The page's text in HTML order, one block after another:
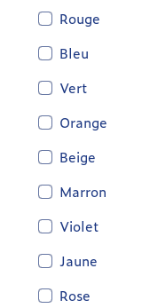
Rouge
Bleu
Vert
Orange
Beige
Marron
Violet
Jaune
Rose